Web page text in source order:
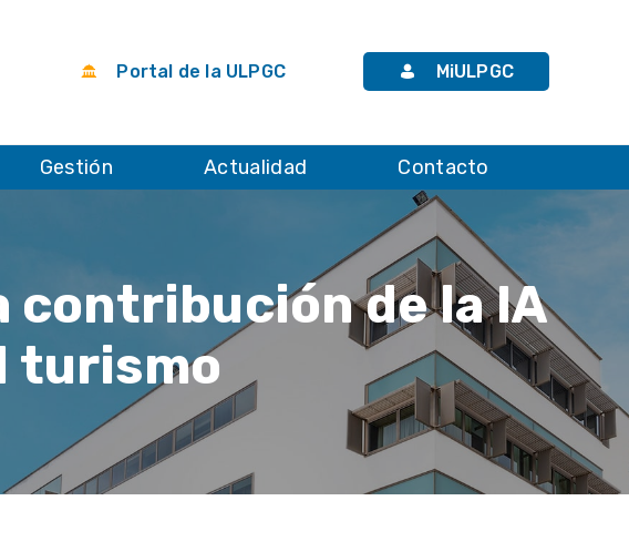
Portal de la ULPGC MiULPGC
Gestión Actualidad Contacto
contribución de la IA
turismo